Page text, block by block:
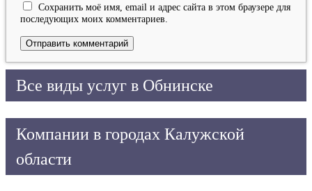
Сохранить моё имя, email и адрес сайта в этом браузере для
последующих моих комментариев.
Все виды услуг в Обнинске
Компании в городах Калужской
области